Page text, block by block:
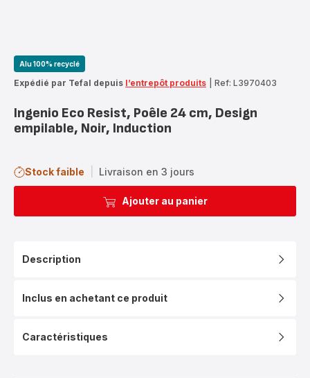
Alu 100% recyclé
Expédié par Tefal depuis l’entrepôt produits Ref: L3970403
Ingenio Eco Resist, Poêle 24 cm, Design
empilable, Noir, Induction
Stock faible Livraison en 3 jours
Ajouter au panier
Description
Inclus en achetant ce produit
Caractéristiques